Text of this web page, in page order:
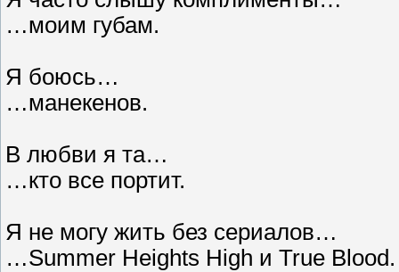
…моим губам.
Я боюсь…
…манекенов.
В любви я та…
…кто все портит.
Я не могу жить без сериалов…
…Summer Heights High и True Blood.